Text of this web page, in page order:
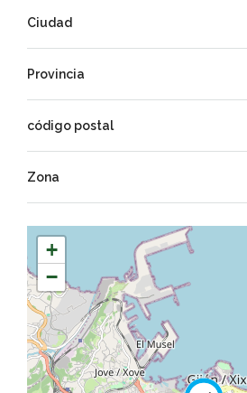
Ciudad
Provincia
código postal
Zona
+
−